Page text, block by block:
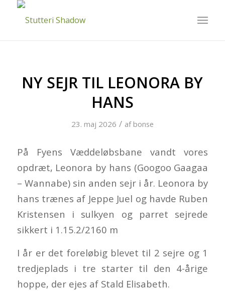
NY SEJR TIL LEONORA BY
HANS
23. maj 2026 / afbonse
På Fyens Væddeløbsbane vandt vores
opdræt, Leonora by hans (Googoo Gaagaa
– Wannabe) sin anden sejr i år. Leonora by
hans trænes af Jeppe Juel og havde Ruben
Kristensen i sulkyen og parret sejrede
sikkert i 1.15.2/2160 m
I år er det foreløbig blevet til 2 sejre og 1
tredjeplads i tre starter til den 4-årige
hoppe, der ejes af Stald Elisabeth.